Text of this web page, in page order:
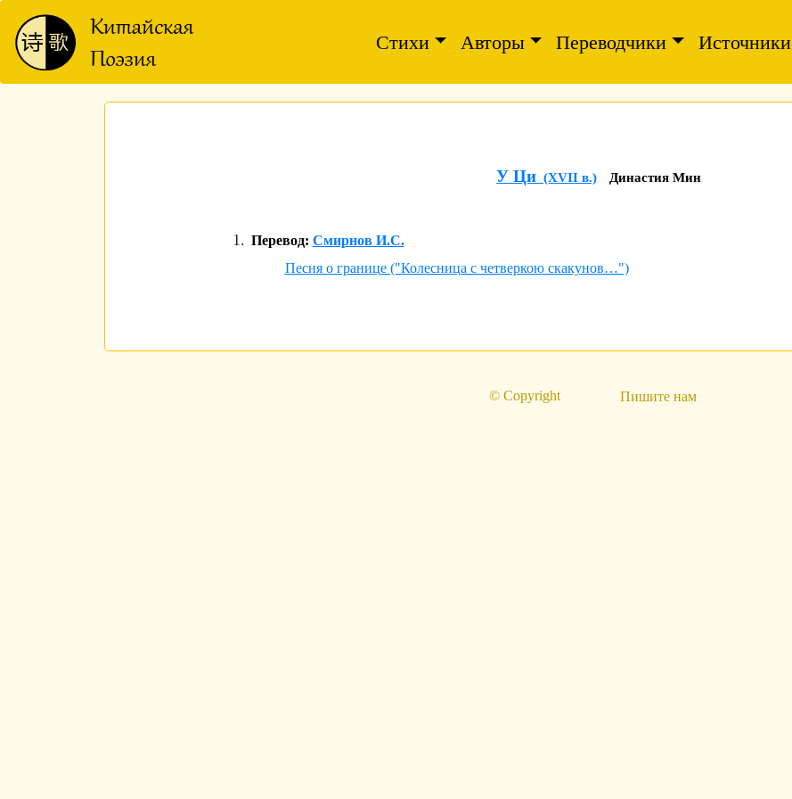
Стихи Авторы Переводчики Источники
У Ци (XVII в.) Династия Мин
Перевод: Смирнов И.С.
Песня о границе ("Колесница с четверкою скакунов…")
© Copyright Пишите нам